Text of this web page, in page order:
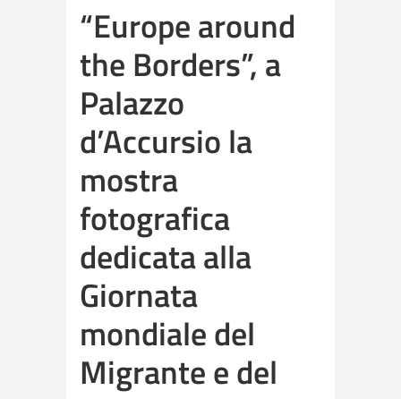
“Europe around
the Borders”, a
Palazzo
d’Accursio la
mostra
fotografica
dedicata alla
Giornata
mondiale del
Migrante e del